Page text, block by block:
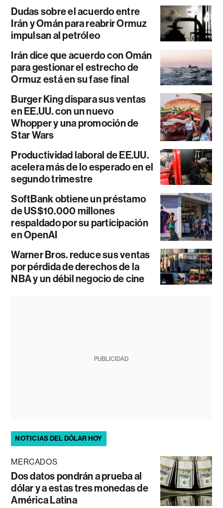
Dudas sobre el acuerdo entre
Irán y Omán para reabrir Ormuz
impulsan al petróleo
Irán dice que acuerdo con Omán
para gestionar el estrecho de
Ormuz está en su fase final
Burger King dispara sus ventas
en EE.UU. con un nuevo
Whopper y una promoción de
Star Wars
Productividad laboral de EE.UU.
acelera más de lo esperado en el
segundo trimestre
SoftBank obtiene un préstamo
de US$10.000 millones
respaldado por su participación
en OpenAI
Warner Bros. reduce sus ventas
por pérdida de derechos de la
NBA y un débil negocio de cine
PUBLICIDAD
NOTICIAS DEL DÓLAR HOY
MERCADOS
Dos datos pondrán a prueba al
dólar y a estas tres monedas de
América Latina